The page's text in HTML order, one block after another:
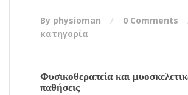
By physioman 0 Comments
κατηγορία
Φυσικοθεραπεία και
παθήσεις